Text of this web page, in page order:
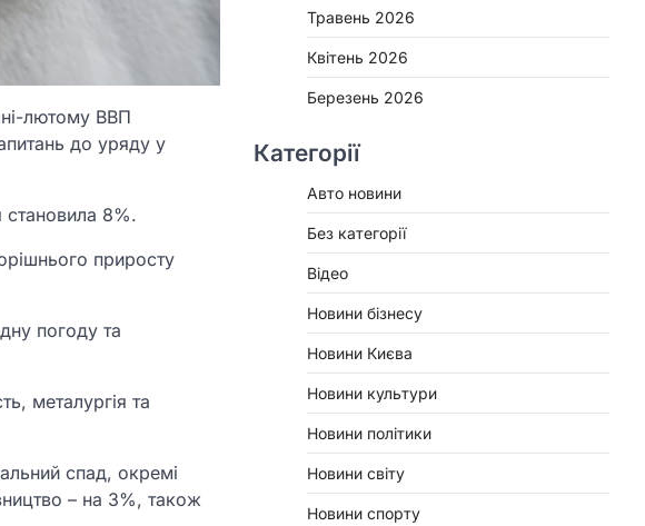
лютому ВВП
до уряду у
становила 8%.
приросту
погоду та
металургія та
спад, окремі
– на 3%, також
Травень 2026
Квітень 2026
Березень 2026
Категорії
Авто новини
Без категорії
Відео
Новини бізнесу
Новини Києва
Новини культури
Новини політики
Новини світу
Новини спорту